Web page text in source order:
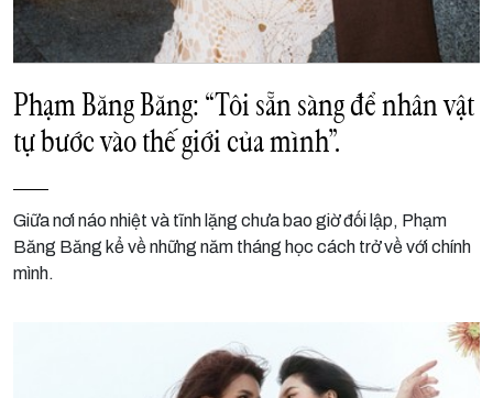
Phạm Băng Băng: “Tôi sẵn sàng để nhân vật
tự bước vào thế giới của mình”.
Giữa nơi náo nhiệt và tĩnh lặng chưa bao giờ đối lập, Phạm
Băng Băng kể về những năm tháng học cách trở về với chính
mình.